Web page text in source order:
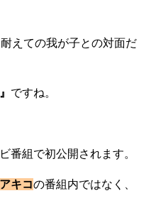
えての我が子との対面だ
ですね。
番組で初公開されます。
キコの番組内ではなく、